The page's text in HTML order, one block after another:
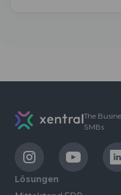
The
SMBs
LinkExternalLinkExternal
Lösungen